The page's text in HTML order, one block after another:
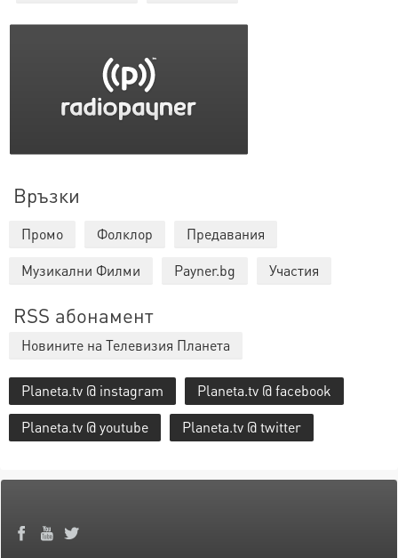
Връзки
Промо Фолклор
Предавания
Музикални Филми
Payner.bg Участия
RSS абонамент
Новините на Телевизия Планета
Planeta.tv @ instagram
Planeta.tv @ facebook
Planeta.tv @ youtube
Planeta.tv @ twitter